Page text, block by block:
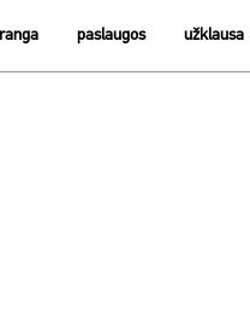
paslaugos užklausa